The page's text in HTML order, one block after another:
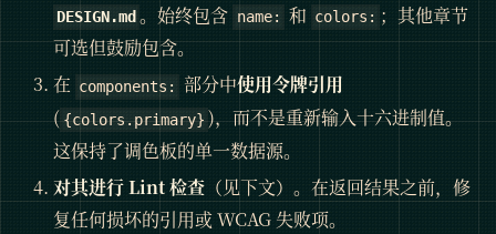
DESIGN.md 。始终包含 name: 和 colors: ；其他章节
可选但鼓励包含。
在 components: 部分中使用令牌引用
({colors.primary} )，而不是重新输入十六进制值。
这保持了调色板的单一数据源。
对其进行 Lint 检查 （见下文）。在返回结果之前，修
复任何损坏的引用或 WCAG 失败项。